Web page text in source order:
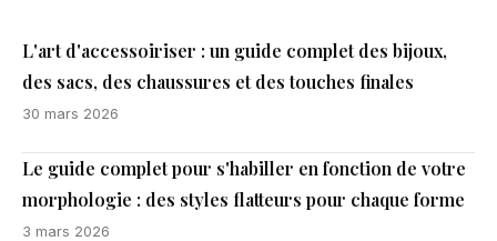
L'art d'accessoiriser : un guide complet des bijoux,
des sacs, des chaussures et des touches finales
30 mars 2026
Le guide complet pour s'habiller en fonction de votre
morphologie : des styles flatteurs pour chaque forme
3 mars 2026